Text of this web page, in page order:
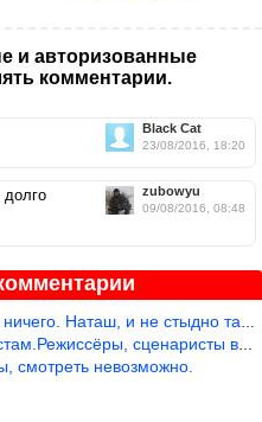
и авторизованные
комментарии.
Black Cat
23/08/2016, 18:20
zubowyu
09/08/2016, 08:48
Наташ, и не стыдно такую фигн
сценаристы вы где или к
смотреть невозможно.